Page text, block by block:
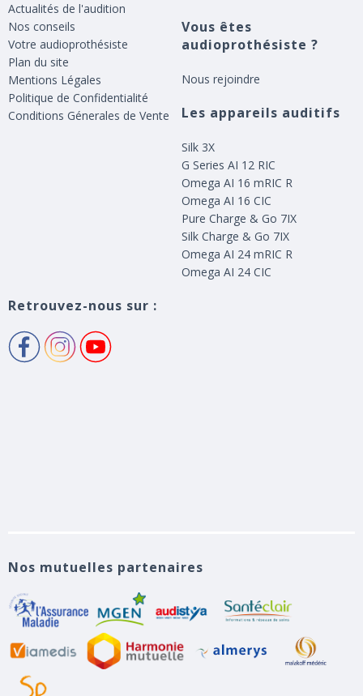
Actualités de l'audition
Nos conseils
Votre audioprothésiste
Plan du site
Mentions Légales
Politique de Confidentialité
Conditions Génerales de Vente
Vous êtes
audioprothésiste ?
Nous rejoindre
Les appareils auditifs
Silk 3X
G Series AI 12 RIC
Omega AI 16 mRIC R
Omega AI 16 CIC
Pure Charge & Go 7IX
Silk Charge & Go 7IX
Omega AI 24 mRIC R
Omega AI 24 CIC
Retrouvez-nous sur :
Nos mutuelles partenaires